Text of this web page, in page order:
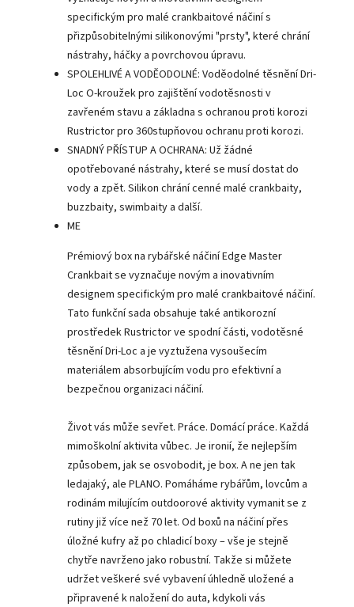
specifickým pro malé crankbaitové náčiní s
přizpůsobitelnými silikonovými "prsty", které chrání
nástrahy, háčky a povrchovou úpravu.
SPOLEHLIVÉ A VODĚODOLNÉ: Voděodolné těsnění Dri-
Loc O-kroužek pro zajištění vodotěsnosti v
zavřeném stavu a základna s ochranou proti korozi
Rustrictor pro 360stupňovou ochranu proti korozi.
SNADNÝ PŘÍSTUP A OCHRANA: Už žádné
opotřebované nástrahy, které se musí dostat do
vody a zpět. Silikon chrání cenné malé crankbaity,
buzzbaity, swimbaity a další.
ME
Prémiový box na rybářské náčiní Edge Master
Crankbait se vyznačuje novým a inovativním
designem specifickým pro malé crankbaitové náčiní.
Tato funkční sada obsahuje také antikorozní
prostředek Rustrictor ve spodní části, vodotěsné
těsnění Dri-Loc a je vyztužena vysoušecím
materiálem absorbujícím vodu pro efektivní a
bezpečnou organizaci náčiní.
Život vás může sevřet. Práce. Domácí práce. Každá
mimoškolní aktivita vůbec. Je ironií, že nejlepším
způsobem, jak se osvobodit, je box. A ne jen tak
ledajaký, ale PLANO. Pomáháme rybářům, lovcům a
rodinám milujícím outdoorové aktivity vymanit se z
rutiny již více než 70 let. Od boxů na náčiní přes
úložné kufry až po chladicí boxy – vše je stejně
chytře navrženo jako robustní. Takže si můžete
udržet veškeré své vybavení úhledně uložené a
připravené k naložení do auta, kdykoli vás